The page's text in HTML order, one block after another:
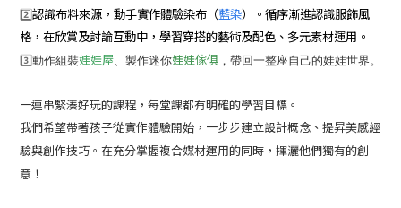
2️⃣ 認識布料來源，動手實作體驗染布（藍染）。循序漸進認識服飾風
格，在欣賞及討論互動中，學習穿搭的藝術及配色、多元素材運用。
3️⃣ 動作組裝娃娃屋、製作迷你娃娃傢俱 ，帶回一整座自己的娃娃世界。
一連串緊湊好玩的課程，每堂課都有明確的學習目標。
我們希望帶著孩子從實作體驗開始，一步步建立設計概念、提昇美感經
驗與創作技巧。 在充分掌握複合媒材運用的同時，揮灑他們獨有的創
意！